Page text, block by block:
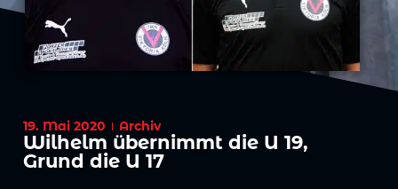
19. Mai 2020 Archiv
Wilhelm übernimmt die U 19,
Grund die U 17